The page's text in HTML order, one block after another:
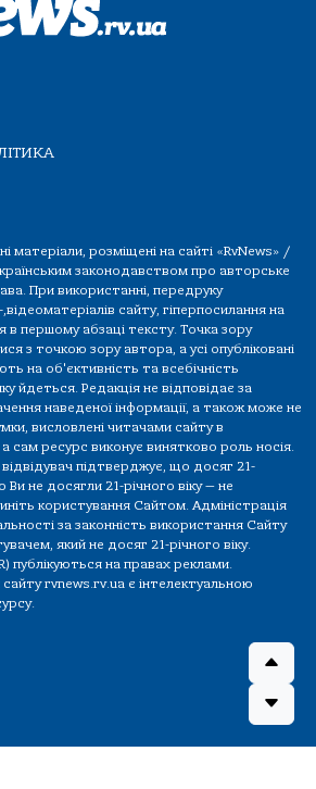
матеріали, розміщені на сайті «RvNews» /
законодавством про авторське
При використанні, передруку
сайту, гіперпосилання на
в першому абзаці тексту. Точка зору
з точкою зору автора, а усі опубліковані
на об'єктивність та всебічність
йдеться. Редакція не відповідає за
наведеної інформації, а також може не
висловлені читачами сайту в
сам ресурс виконує винятково роль носія.
підтверджує, що досяг 21-
Ви не досягли 21-річного віку — не
користування Сайтом. Адміністрація
за законність використання Сайту
який не досяг 21-річного віку.
публікуються на правах реклами.
сайту rvnews.rv.ua є інтелектуальною